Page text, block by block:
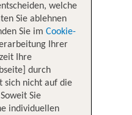
welche
Sie ablehnen
Sie im Cookie-
Ihrer
Ihre
durch
sich nicht auf die
Sie
individuellen